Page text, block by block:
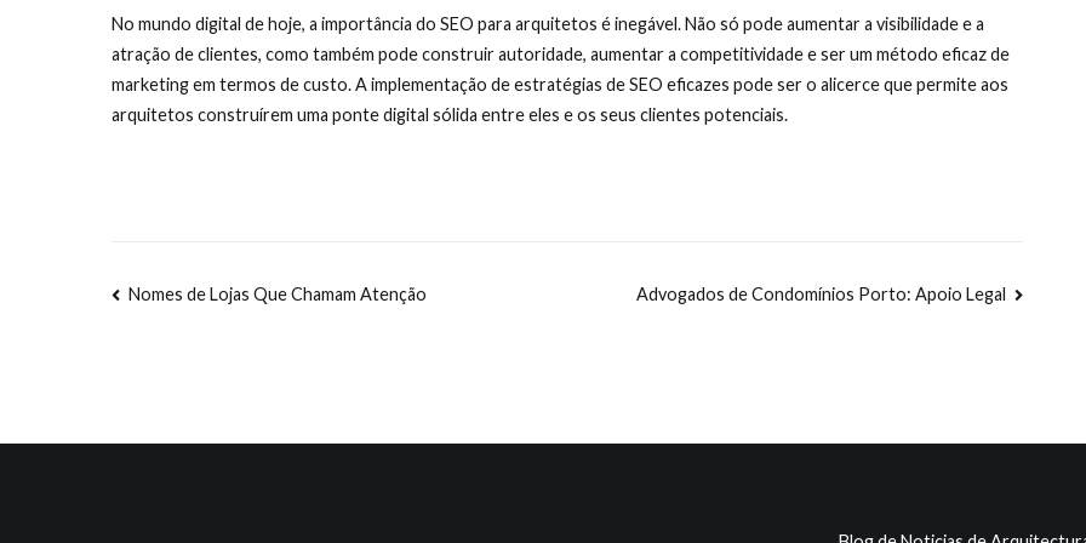
No mundo digital de hoje, a importância do SEO para arquitetos é inegável. Não só pode aumentar a visibilidade e a
atração de clientes, como também pode construir autoridade, aumentar a competitividade e ser um método eficaz de
marketing em termos de custo. A implementação de estratégias de SEO eficazes pode ser o alicerce que permite aos
arquitetos construírem uma ponte digital sólida entre eles e os seus clientes potenciais.
Navegação
Nomes de Lojas Que Chamam Atenção Advogados de Condomínios Porto: Apoio Legal